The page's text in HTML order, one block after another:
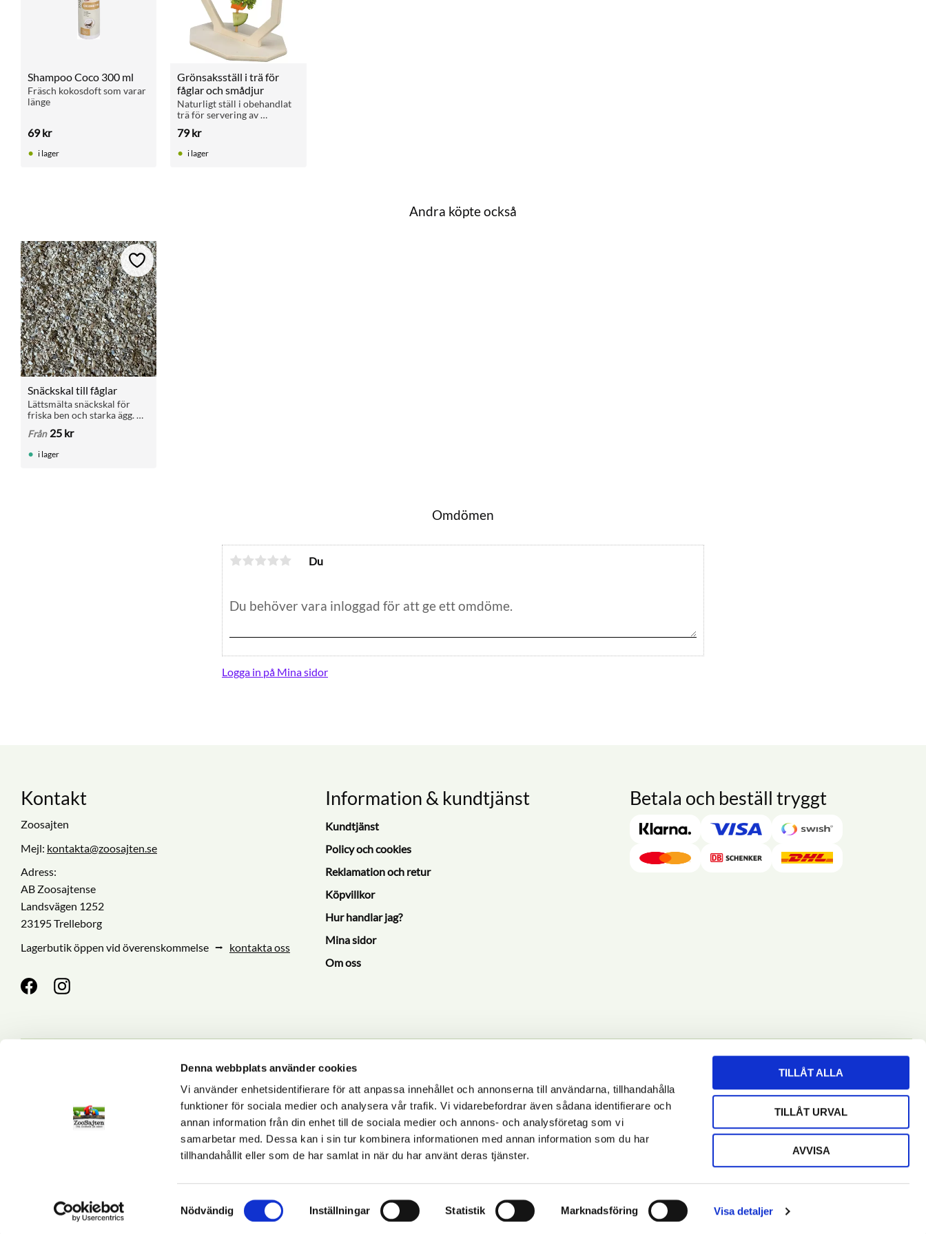
Denna webbplats använder cookies
Vi använder enhetsidentifierare för att anpassa innehållet och annonserna till användarna, tillhandahålla
funktioner för sociala medier och analysera vår trafik. Vi vidarebefordrar även sådana identifierare och
annan information från din enhet till de sociala medier och annons- och analysföretag som vi
samarbetar med. Dessa kan i sin tur kombinera informationen med annan information som du har
tillhandahållit eller som de har samlat in när du har använt deras tjänster.
a
Nödvändig Inställningar Statistik Marknadsföring Visa detaljer
TILLÅT ALLA
TILLÅT URVAL
AVVISA
​Shampoo Coco 300 ml
Fräsch kokosdoft som varar
länge
69kr
i lager
Grönsaksställ i trä för
fåglar och smådjur
Naturligt ställ i obehandlat
trä för servering av
Aktiverar och stimulerar
både fåglar och smådjur.
79kr
i lager
Andra köpte också
Snäckskal till fåglar
Lättsmälta snäckskal för
friska ben och starka ägg.
fåglar. Finns i 400 g, 1 kg
Från 25 kr
Lägg till i favoriter
i lager
Omdömen
Du
Logga in på Mina sidor
Kontakt
Zoosajten
Mejl: kontakta@zoosajten.se
Adress:
AB Zoosajtense
Landsvägen 1252
23195 Trelleborg
Lagerbutik öppen vid överenskommelse ⭢ kontakta oss
Information & kundtjänst
Kundtjänst
Policy och cookies
Reklamation och retur
Köpvillkor
Hur handlar jag?
Mina sidor
Om oss
Betala och beställ tryggt
Nyhetsbrev
PRENUMERERA
Dina personuppgifter behandlas i enlighet med vår integritetspolicy
© 2025 Zoosajten.se